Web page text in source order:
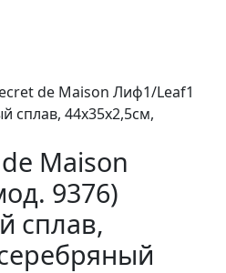
de Maison Лиф1/Leaf1
сплав, 44х35х2,5см,
Maison
9376)
сплав,